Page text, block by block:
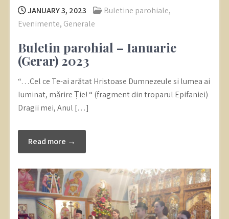
JANUARY 3, 2023 Buletine parohiale,
Evenimente, Generale
Buletin parohial – Ianuarie
(Gerar) 2023
“…Cel ce Te-ai arătat Hristoase Dumnezeule si lumea ai
luminat, mărire Ție! “ (fragment din troparul Epifaniei)
Dragii mei, Anul […]
Read more →